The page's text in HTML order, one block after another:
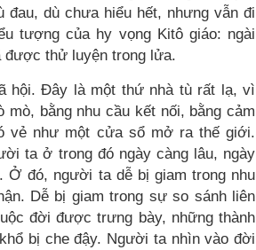
dù chưa hiểu hết, nhưng vẫn đi
tượng của hy vọng Kitô giáo: ngài
được thử luyện trong lửa.
hội. Đây là một thứ nhà tù rất lạ, vì
bằng nhu cầu kết nối, bằng cảm
vẻ như một cửa sổ mở ra thế giới.
ta ở trong đó ngày càng lâu, ngày
Ở đó, người ta dễ bị giam trong nhu
Dễ bị giam trong sự so sánh liên
đời được trưng bày, những thành
bị che đậy. Người ta nhìn vào đời